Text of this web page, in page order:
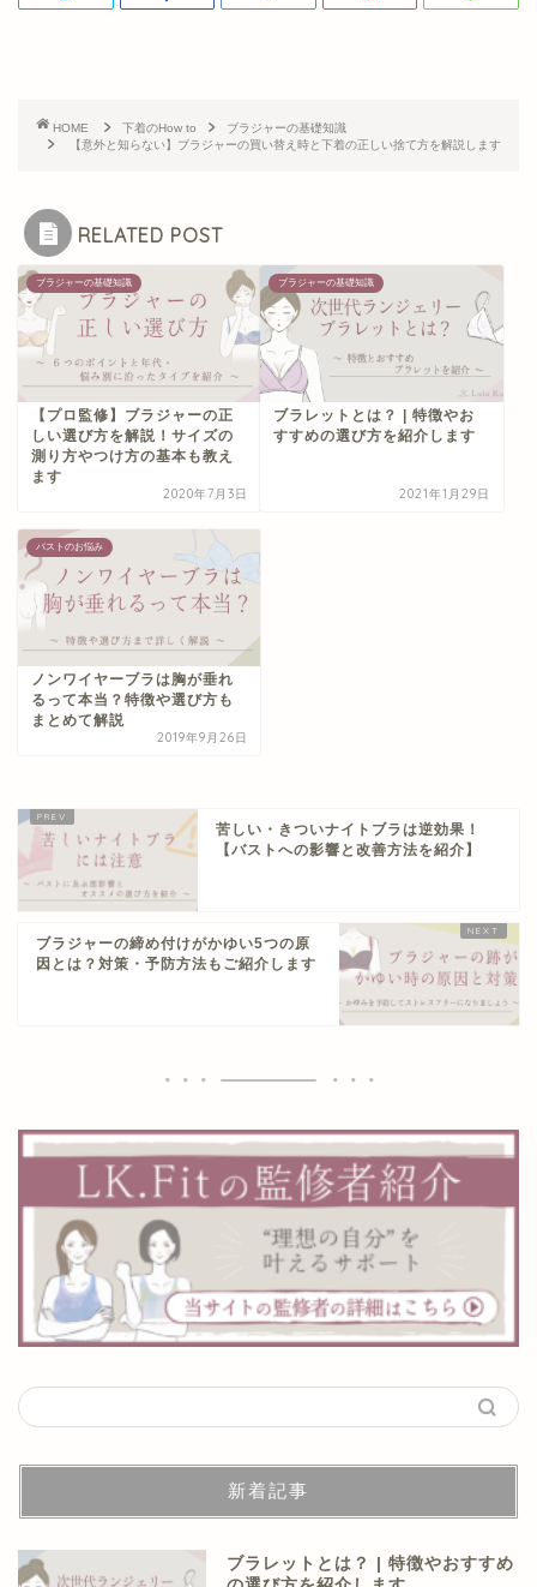
HOME 下着のHow to
ブラジャーの基礎知識
【意外と知らない】ブラジャーの買い替え時と下着の正しい捨て方を解説します
RELATED POST
ブラジャーの基礎知識
【プロ監修】ブラジャーの正
しい選び方を解説！サイズの
測り方やつけ方の基本も教え
ます
2020年7月3日
ブラジャーの基礎知識
ブラレットとは？ | 特徴やお
すすめの選び方を紹介します
2021年1月29日
バストのお悩み
ノンワイヤーブラは胸が垂れ
るって本当？特徴や選び方も
まとめて解説
2019年9月26日
苦しい・きついナイトブラは逆効果！
【バストへの影響と改善方法を紹介】
ブラジャーの締め付けがかゆい5つの原
因とは？対策・予防方法もご紹介します
新着記事
ブラレットとは？ | 特徴やおすすめ